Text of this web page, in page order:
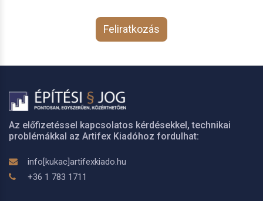
Feliratkozás
Az előfizetéssel kapcsolatos kérdésekkel, technikai
problémákkal az Artifex Kiadóhoz fordulhat:
info[kukac]artifexkiado.hu
+36 1 783 1711